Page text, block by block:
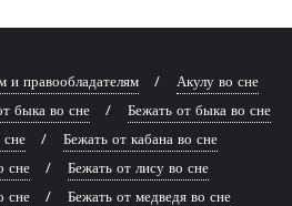
и правообладателям
Акулу во сне
быка во сне
Бежать от быка во сне
Бежать от кабана во сне
сне
Бежать от лису во сне
сне
Бежать от медведя во сне